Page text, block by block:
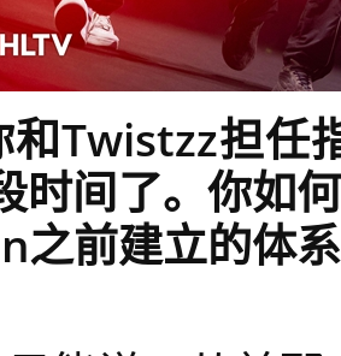
和Twistzz担任
时间了。你如
之前建立的体